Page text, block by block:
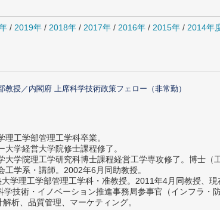
/ 2019年 / 2018年 / 2017年 / 2016年 / 2015年 / 2014年
教授／内閣府 上席科学技術政策フェロー（非常勤）
工学部管理工学科卒業。
学経営大学院修士課程修了。
大学院理工学研究科博士課程経営工学専攻修了。博士（
工学系・講師。2002年6月同助教授。
学理工学部管理工学科・准教授。2011年4月同教授、現
技術・イノベーション推進事務局参事官（インフラ・
析、品質管理、マーケティング。